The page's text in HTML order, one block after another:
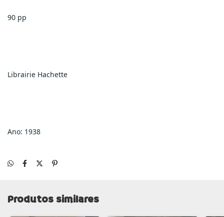
90 pp
Librairie Hachette
Ano: 1938
Produtos similares